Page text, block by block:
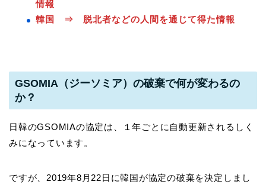
情報
韓国 ⇒ 脱北者などの人間を通じて得た情報
GSOMIA（ジーソミア）の破棄で何が変わるの
か？
日韓のGSOMIAの協定は、１年ごとに自動更新されるしく
みになっています。
ですが、2019年8月22日に韓国が協定の破棄を決定しまし